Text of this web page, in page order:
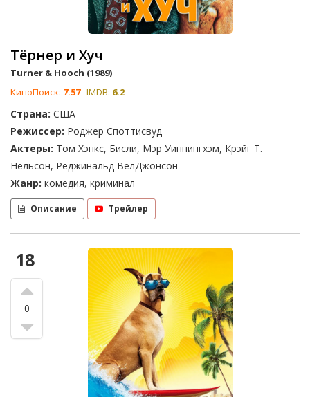
Тёрнер и Хуч
Turner & Hooch (1989)
КиноПоиск: 7.57 IMDB: 6.2
Страна: США
Режиссер: Роджер Споттисвуд
Актеры: Том Хэнкс, Бисли, Мэр Уиннингхэм, Крэйг Т.
Нельсон, Реджинальд ВелДжонсон
Жанр: комедия, криминал
Описание Трейлер
18
0